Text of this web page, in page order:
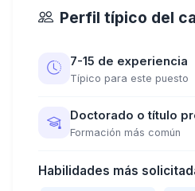
Perfil típico del
7-15 de experiencia
Típico para este puesto
Doctorado o título
Formación más común
Habilidades más